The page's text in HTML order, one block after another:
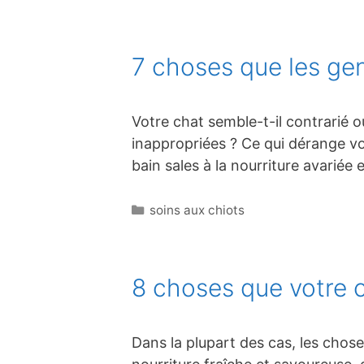
7 choses que les
Votre chat semble-t-il contrarié
inappropriées ? Ce qui dérange
bain sales à la nourriture
Catégories
soins aux chiots
8 choses que votre
Dans la plupart des cas, les